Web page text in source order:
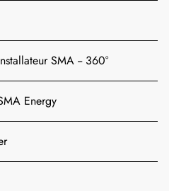
SMA -- 360°
Energy